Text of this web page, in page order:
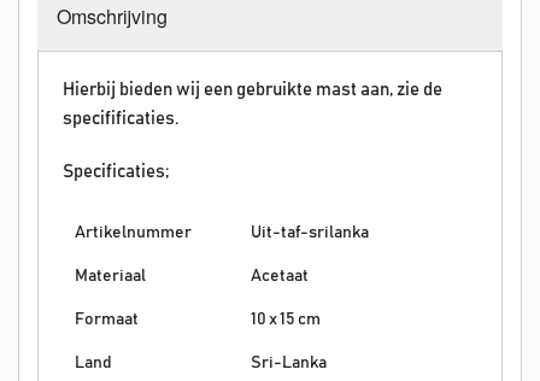
Omschrijving
Hierbij bieden wij een gebruikte mast aan, zie de
specifificaties.
Specificaties;
Artikelnummer Uit-taf-srilanka
Materiaal Acetaat
Formaat 10 x 15 cm
Land Sri-Lanka